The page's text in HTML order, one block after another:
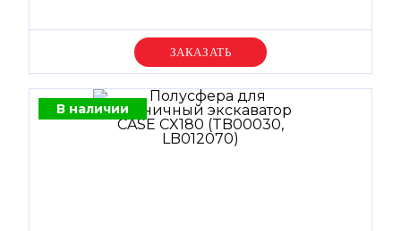
Уточняйте цену
В наличии